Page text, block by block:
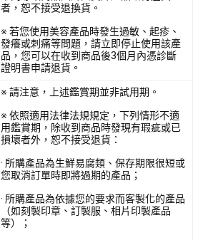
者，恕不接受退換貨。
※ 若您使用美容產品時發生過敏、起疹、
發癢或刺痛等問題，請立即停止使用該產
品，您可以在收到商品後3個月內憑診斷
證明書申請退貨。
※ 請注意，上述鑑賞期並非試用期。
※ 依照適用法律法規規定，下列情形不適
用鑑賞期，除收到商品時發現有瑕疵或已
損壞者外，恕不接受退貨：
· 所購產品為生鮮易腐類、保存期限很短或
您取消訂單時即將過期的產品；
· 所購產品為依據您的要求而客製化的產品
（如刻製印章、訂製服、相片印製產品
等）；